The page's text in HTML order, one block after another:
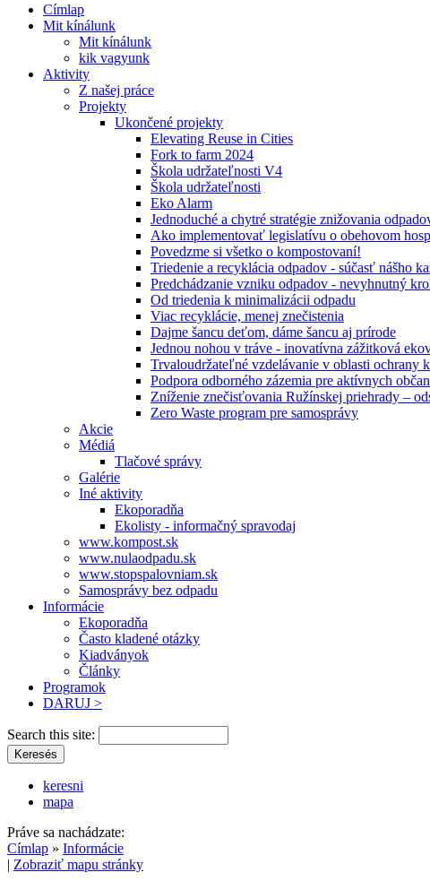
Címlap
Mit kínálunk
Mit kínálunk
kik vagyunk
Aktivity
Z našej práce
Projekty
Ukončené projekty
Elevating Reuse in Cities
Fork to farm 2024
Škola udržateľnosti V4
Škola udržateľnosti
Eko Alarm
Jednoduché a chytré stratégie znižovania
Ako implementovať legislatívu o obehovom
Povedzme si všetko o kompostovaní!
Triedenie a recyklácia odpadov - súčasť nášho
Predchádzanie vzniku odpadov - nevyhnutný
Od triedenia k minimalizácii odpadu
Viac recyklácie, menej znečistenia
Dajme šancu deťom, dáme šancu aj prírode
Jednou nohou v tráve - inovatívna zážitková
Trvaloudržateľné vzdelávanie v oblasti ochrany
Podpora odborného zázemia pre aktívnych
Zníženie znečisťovania Ružínskej priehrady –
Zero Waste program pre samosprávy
Akcie
Médiá
Tlačové správy
Galérie
Iné aktivity
Ekoporadňa
Ekolisty - informačný spravodaj
www.kompost.sk
www.nulaodpadu.sk
www.stopspalovniam.sk
Samosprávy bez odpadu
Informácie
Ekoporadňa
Často kladené otázky
Kiadványok
Články
Programok
DARUJ >
Search this site:
keresni
mapa
Práve sa nachádzate:
Címlap » Informácie
| Zobraziť mapu stránky